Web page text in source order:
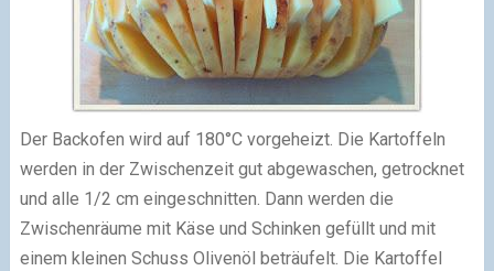
Der Backofen wird auf 180°C vorgeheizt. Die Kartoffeln
werden in der Zwischenzeit gut abgewaschen, getrocknet
und alle 1/2 cm eingeschnitten. Dann werden die
Zwischenräume mit Käse und Schinken gefüllt und mit
einem kleinen Schuss Olivenöl beträufelt. Die Kartoffel